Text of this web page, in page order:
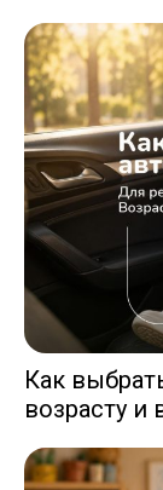
Как
возрасту и